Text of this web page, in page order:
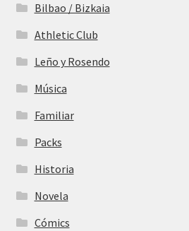
Bilbao / Bizkaia
Athletic Club
Leño y Rosendo
Música
Familiar
Packs
Historia
Novela
Cómics